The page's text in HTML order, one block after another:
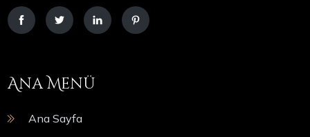
Ana Menü
Ana Sayfa